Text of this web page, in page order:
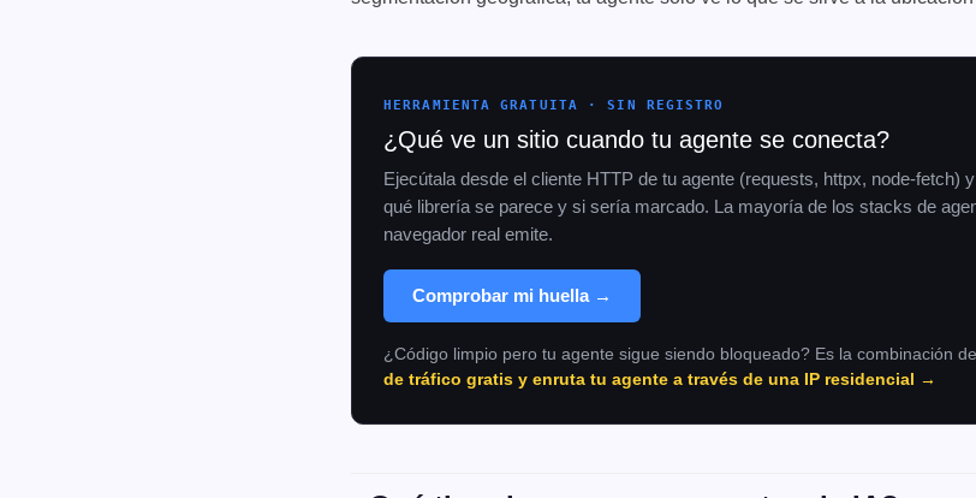
HERRAMIENTA GRATUITA · SIN REGISTRO
¿Qué ve un sitio cuando tu agente se conecta?
Ejecútala desde el cliente HTTP de tu agente (requests, httpx, node-fetch)
qué librería se parece y si sería marcado. La mayoría de los stacks de
navegador real emite.
Comprobar mi huella →
¿Código limpio pero tu agente sigue siendo bloqueado? Es la combinación
de tráfico gratis y enruta tu agente a través de una IP residencial →